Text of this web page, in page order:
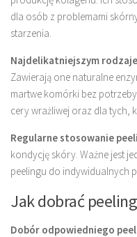
dla osób z problemami
starzenia.
Najdelikatniejszym
Zawierają one naturalne
martwe komórki bez
cery wrażliwej oraz dla tych,
Regularne stosowanie
kondycję skóry. Ważne jest
peelingu do indywidualnych
Jak dobrać
Dobór odpowiedniego